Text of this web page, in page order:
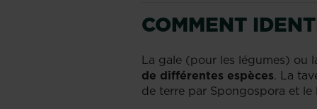
COMMENT
La gale (pour les légumes) ou
de différentes espèces. La
de terre par Spongospora et le